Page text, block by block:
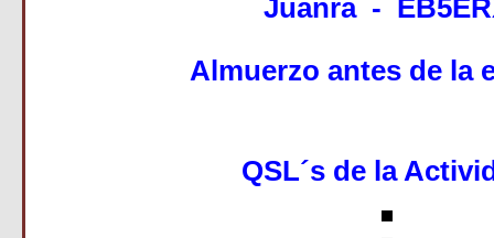
Juanra -
Almuerzo antes de la
QSL´s de la